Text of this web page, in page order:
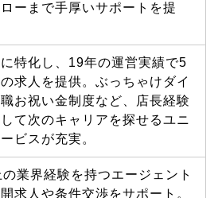
ーまで手厚いサポートを提
特化し、 19年の運営実績で5
求人を提供。ぶっちゃけダイ
お祝い金制度など、店長経験
て次のキャリアを探せるユニ
ビスが充実。
業界経験を持つエージェント
求人や条件交渉をサポート。